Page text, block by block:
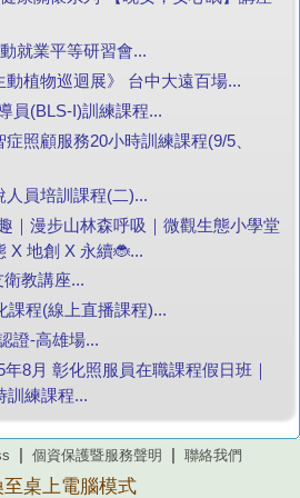
就業平等研習會...
動植物巡迴展》 台中大遠百場...
員(BLS-I)訓練課程...
照顧服務20小時訓練課程(9/5、
員培訓課程(二)...
｜漫步山林森呼吸｜微觀生態小學堂
X 地創 X 永續🐞...
教講座...
課程(線上直播課程)...
證-高雄場...
年8月 彰化照服員在職課程假日班｜
練課程...
個資保護暨服務聲明 聯絡我們
至桌上電腦模式